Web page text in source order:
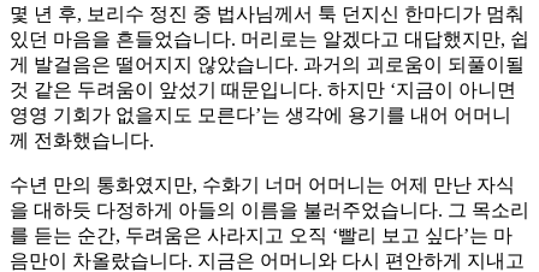
몇 년 후, 보리수 정진 중 법사님께서 툭 던지신 한마디가 멈춰
있던 마음을 흔들었습니다. 머리로는 알겠다고 대답했지만, 쉽
게 발걸음은 떨어지지 않았습니다. 과거의 괴로움이 되풀이될
것 같은 두려움이 앞섰기 때문입니다. 하지만 ‘지금이 아니면
영영 기회가 없을지도 모른다’는 생각에 용기를 내어 어머니
께 전화했습니다.
수년 만의 통화였지만, 수화기 너머 어머니는 어제 만난 자식
을 대하듯 다정하게 아들의 이름을 불러주었습니다. 그 목소리
를 듣는 순간, 두려움은 사라지고 오직 ‘빨리 보고 싶다’는 마
음만이 차올랐습니다. 지금은 어머니와 다시 편안하게 지내고